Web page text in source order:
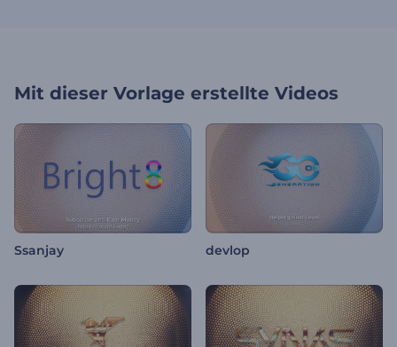
Mit dieser Vorlage erstellte Videos
Ssanjay devlop